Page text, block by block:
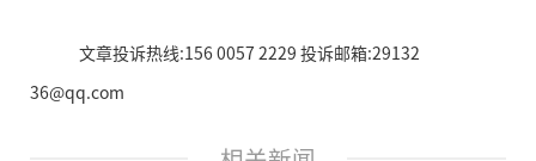
文章投诉热线:156 0057 2229 投诉邮箱:29132
36@qq.com